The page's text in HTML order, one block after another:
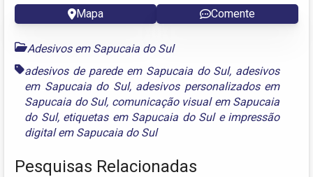
Mapa Comente
Adesivos em Sapucaia do Sul
adesivos de parede em Sapucaia do Sul, adesivos
em Sapucaia do Sul, adesivos personalizados em
Sapucaia do Sul, comunicação visual em Sapucaia
do Sul, etiquetas em Sapucaia do Sule impressão
digital em Sapucaia do Sul
Pesquisas Relacionadas